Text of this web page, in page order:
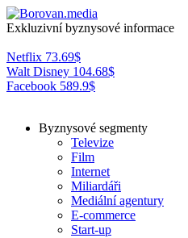
Exkluzivní byznysové informace
Netflix 73.69$
Walt Disney 104.68$
Facebook 589.9$
Byznysové segmenty
Televize
Film
Internet
Miliardáři
Mediální agentury
E-commerce
Start-up